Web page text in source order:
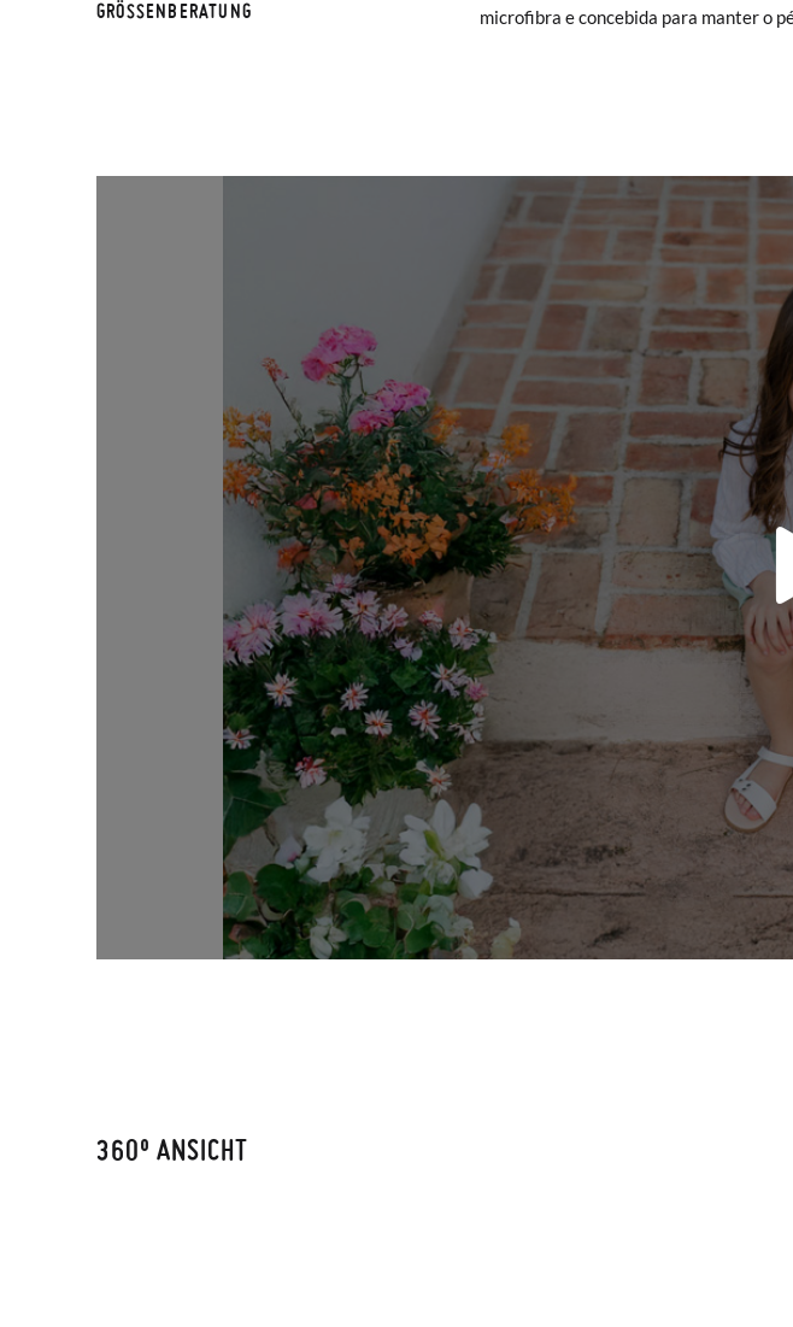
microfibra e concebida para manter o
haben, besuchen Sie bitte unsere
Mail-Adresse ein. Ein
Um einen Artikel umzutauschen,
Etiketts bei einer Postfiliale zurück
gewünschten Stil auf.
GRÖSSENBERATUNG
360º ANSICHT